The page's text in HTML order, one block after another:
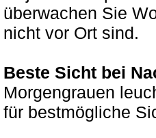
überwachen Sie
nicht vor Ort sind.
Beste Sicht bei
Morgengrauen
für bestmögliche